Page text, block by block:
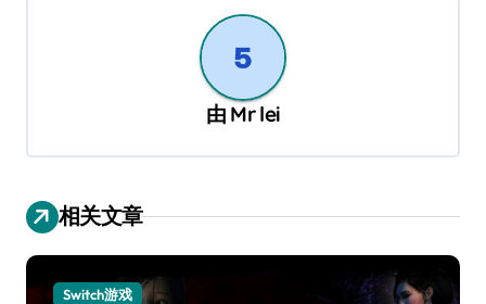
由 Mr lei
相关文章
Switch游戏